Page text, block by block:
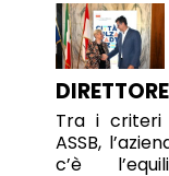
Tra i criteri
ASSB,
c’è